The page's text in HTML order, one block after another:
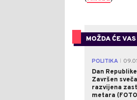
MOŽDA ĆE
POLITIKA
Dan
Završen
razvijena
metara